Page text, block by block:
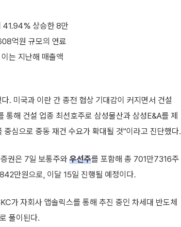
41.94% 상승한 8만
억원 규모의 연료
는 지난해 매출액
미국과 이란 간 종전 협상 기대감이 커지면서 건설
해 건설 업종 최선호주로 삼성물산과 삼성E&A를 제
심으로 중동 재건 수요가 확대될 것"이라고 진단했다.
권은 7일 보통주와 우선주를 포함해 총 701만7316주
만원으로, 이달 15일 진행될 예정이다.
자회사 앱솔릭스를 통해 추진 중인 차세대 반도체
풀이된다.